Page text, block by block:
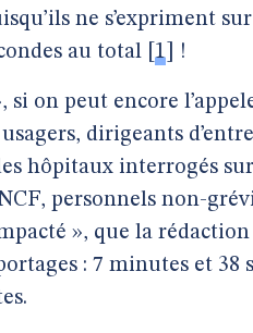
ne s’expriment
au total 1 !
si on peut encore
dirigeants
hôpitaux interrogés
personnels non-
», que la
: 7 minutes et 38